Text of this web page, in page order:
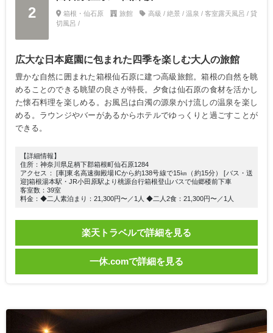
2 箱根・仙石原 旅館
高級 / 絶景 / 温泉 / 客室露天風呂 / 貸
切風呂 /
広大な日本庭園に包まれた四季を楽しむ大人の旅館
豊かな自然に囲まれた箱根仙石原に建つ高級旅館。箱根の自然を眺
めることのできる眺望の良さが特長。夕食は仙石原の食材を活かし
た懐石料理を楽しめる。お風呂は白濁の源泉かけ流しの温泉を楽し
める。ラウンジやバーがあるからホテルでゆっくりと過ごすことが
できる。
【詳細情報】
住所：神奈川県足柄下郡箱根町仙石原1284
アクセス： [車]東名高速御殿場ICから約138号線で15㎞（約15分） [バス・送
迎]箱根湯本駅・JR小田原駅より桃源台行箱根登山バスで仙郷楼前下車
客室数：39室
料金：◆二人素泊まり：21,300円〜／1人 ◆二人2食：21,300円〜／1人
楽天トラベルで詳細を見る
一休.comで詳細を見る